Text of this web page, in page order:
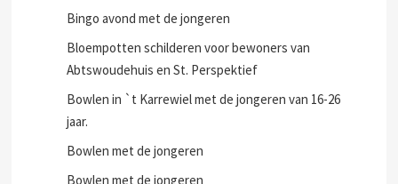
Bingo avond met de jongeren
Bloempotten schilderen voor bewoners van
Abtswoudehuis en St. Perspektief
Bowlen in `t Karrewiel met de jongeren van 16-26
jaar.
Bowlen met de jongeren
Bowlen met de jongeren